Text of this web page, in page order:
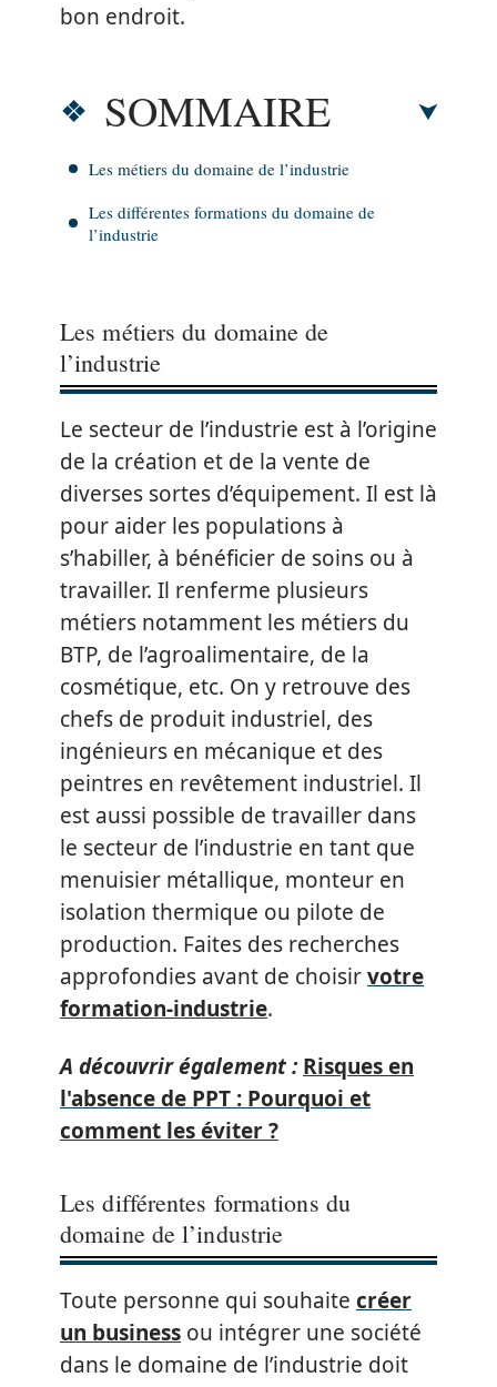
bon endroit.
SOMMAIRE
Les métiers du domaine de l’industrie
Les différentes formations du domaine de
l’industrie
Les métiers du domaine de
l’industrie
Le secteur de l’industrie est à l’origine
de la création et de la vente de
diverses sortes d’équipement. Il est là
pour aider les populations à
s’habiller, à bénéficier de soins ou à
travailler. Il renferme plusieurs
métiers notamment les métiers du
BTP, de l’agroalimentaire, de la
cosmétique, etc. On y retrouve des
chefs de produit industriel, des
ingénieurs en mécanique et des
peintres en revêtement industriel. Il
est aussi possible de travailler dans
le secteur de l’industrie en tant que
menuisier métallique, monteur en
isolation thermique ou pilote de
production. Faites des recherches
approfondies avant de choisirvotre
formation-industrie.
A découvrir également : Risques en
l'absence de PPT : Pourquoi et
comment les éviter ?
Les différentes formations du
domaine de l’industrie
Toute personne qui souhaite créer
un business ou intégrer une société
dans le domaine de l’industrie doit